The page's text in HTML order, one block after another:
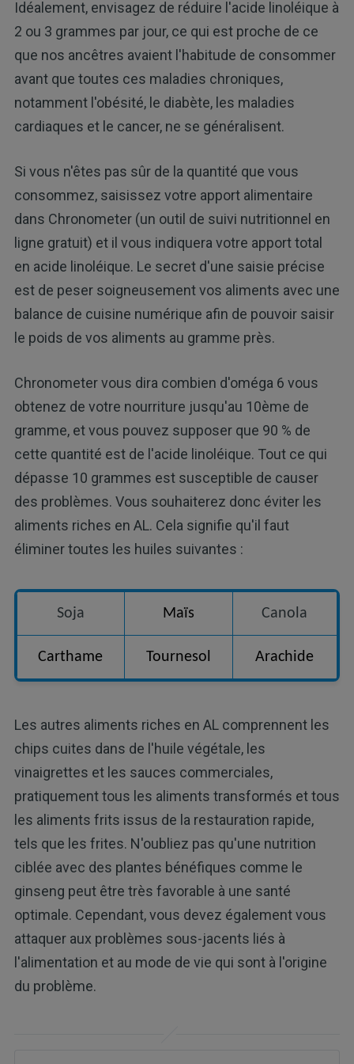
Idéalement, envisagez de réduire l'acide linoléique à
2 ou 3 grammes par jour, ce qui est proche de ce
que nos ancêtres avaient l'habitude de consommer
avant que toutes ces maladies chroniques,
notamment l'obésité, le diabète, les maladies
cardiaques et le cancer, ne se généralisent.
Si vous n'êtes pas sûr de la quantité que vous
consommez, saisissez votre apport alimentaire
dans Chronometer (un outil de suivi nutritionnel en
ligne gratuit) et il vous indiquera votre apport total
en acide linoléique. Le secret d'une saisie précise
est de peser soigneusement vos aliments avec une
balance de cuisine numérique afin de pouvoir saisir
le poids de vos aliments au gramme près.
Chronometer vous dira combien d'oméga 6 vous
obtenez de votre nourriture jusqu'au 10ème de
gramme, et vous pouvez supposer que 90 % de
cette quantité est de l'acide linoléique. Tout ce qui
dépasse 10 grammes est susceptible de causer
des problèmes. Vous souhaiterez donc éviter les
aliments riches en AL. Cela signifie qu'il faut
éliminer toutes les huiles suivantes :
Soja Maïs Canola
Carthame Tournesol Arachide
Les autres aliments riches en AL comprennent les
chips cuites dans de l'huile végétale, les
vinaigrettes et les sauces commerciales,
pratiquement tous les aliments transformés et tous
les aliments frits issus de la restauration rapide,
tels que les frites. N'oubliez pas qu'une nutrition
ciblée avec des plantes bénéfiques comme le
ginseng peut être très favorable à une santé
optimale. Cependant, vous devez également vous
attaquer aux problèmes sous-jacents liés à
l'alimentation et au mode de vie qui sont à l'origine
du problème.